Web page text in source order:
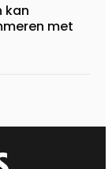
kan
met